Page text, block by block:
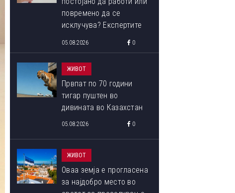
повремено да се
исклучува? Експертите
троши помалку струја
05.08.2026 0
ЖИВОТ
Првпат по 70 години
тигар пуштен во
дивината во Казахстан
05.08.2026 0
ЖИВОТ
Оваа земја е прогласена
за најдобро место во